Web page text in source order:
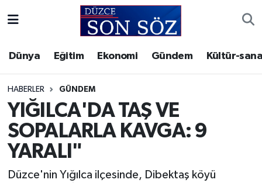
Dünya Eğitim Ekonomi Gündem Kültür-
HABERLER GÜNDEM
YIĞILCA'DA TAŞ VE
SOPALARLA KAVGA: 9
YARALI"
Düzce'nin Yığılca ilçesinde, Dibektaş köyü
Gizlilik Sözleşmesi
İletişim
Künye
Akçakoca Hava Durumu
Akçakoca Trafik Yoğunluk Haritası
Süper Lig Puan Durumu ve Fikstür